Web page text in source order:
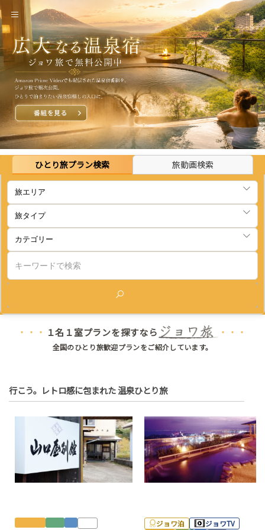
広大なる温泉宿
#28 讃岐平野の高台に立つ華麗なるデ
ザイナーズホテル
View
白玉の湯 華鳳
今日は余白を。
View
広大なる温泉宿
#03 美しいラグーンを抱く温泉リゾー
ト
View
道の駅へ行こう！
#21 木彫りの里
View
十勝・帯広
でっかいくせに「おひとりさま向け」
View
箱根七瀬（旧真奈邸箱根）
貸切湯とアートで整う箱根旅
View
ひとり旅プラン検索
行こう。レトロ感に包まれた 温泉ひとり旅
寅さんがいそうな、俵山の宿 琵琶湖どーんっの展望露天